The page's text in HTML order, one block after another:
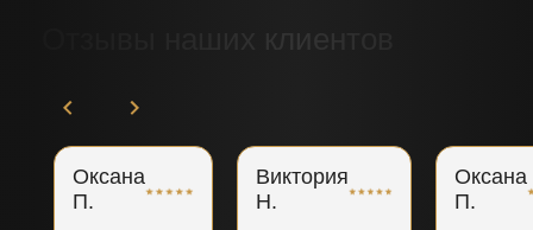
Оксана
П.
Виктория
Н.
Оксана
П.